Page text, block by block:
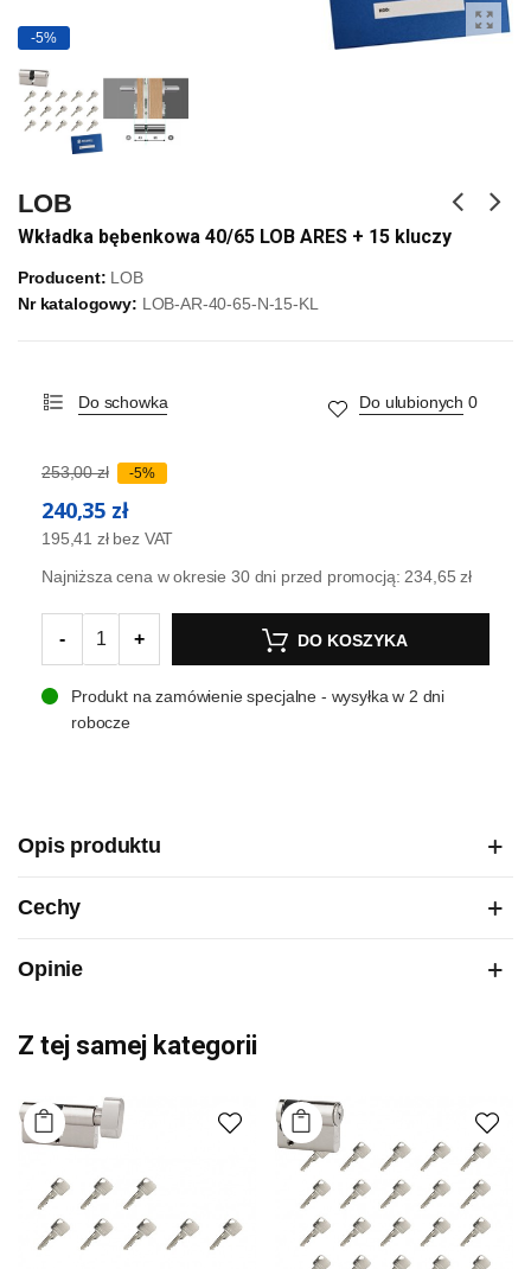
-5%
LOB
Wkładka bębenkowa 40/65 LOB ARES + 15 kluczy
Producent: LOB
Nr katalogowy: LOB-AR-40-65-N-15-KL
Do schowka Do ulubionych 0
253,00 zł -5%
240,35 zł
195,41 zł bez VAT
Najniższa cena w okresie 30 dni przed promocją:234,65 zł
- + DO KOSZYKA
Produkt na zamówienie specjalne - wysyłka w 2 dni
robocze
Opis produktu
Cechy
Opinie
Z tej samej kategorii